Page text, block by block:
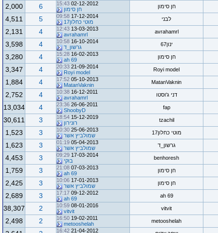
חן סימון 02-12-2012
15:43
חן סימון
6
2,000
לבני 17-12-2014
09:58
מוטי כחלון17
5
4,511
avrahamrl
13-03-2013
12:43
avrahamrl
4
2,131
ינון67 16-10-2014
10:58
גרשון_ד
4
3,598
חן סימון 16-02-2013
15:28
ah 69
4
3,280
Royi model
21-09-2014
20:33
Royi model
4
3,347
MatanVaknin
05-10-2013
17:52
MatanVaknin
4
1,884
דני ג'וסטו 16-12-2011
10:38
avrahamrl
4
2,752
fap
26-06-2011
23:36
ShoobyD
4
13,034
tzachil
15-12-2019
18:54
רונירון
3
30,611
מוטי כחלון17 25-06-2013
10:30
שמולביץ אשר
3
1,523
גרשון_ד 05-04-2013
01:19
שמולביץ אשר
3
1,623
benhoresh
17-03-2014
09:29
בוקי
3
4,453
חן סימון 07-03-2013
21:08
ah 69
3
1,759
חן סימון 17-01-2013
10:06
שמולביץ אשר
3
2,425
ah 69
09-12-2012
17:17
ah 69
3
2,689
vitvit
08-01-2016
10:59
vitvit
2
38,307
metooshelah
19-02-2011
16:50
metooshelah
2
2,498
21-04-2012
16:42